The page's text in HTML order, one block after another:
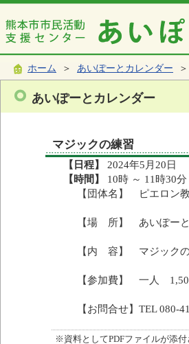
ホーム ＞ あいぽーとカレンダー
あいぽーとカレンダー
マジックの練習
【日程】
2024年5月20日
【時間】
10時 ～ 11時30分
【団体名】 ピエロン
【場 所】 あいぽー
【内 容】 マジック
【参加費】 一人
【お問合せ】TEL
※資料としてPDFファイルが添